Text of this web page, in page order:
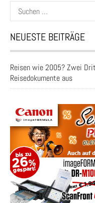
Suchen
nach:
NEUESTE BEITRÄGE
Reisen wie 2005? Zwei
Reisedokumente aus